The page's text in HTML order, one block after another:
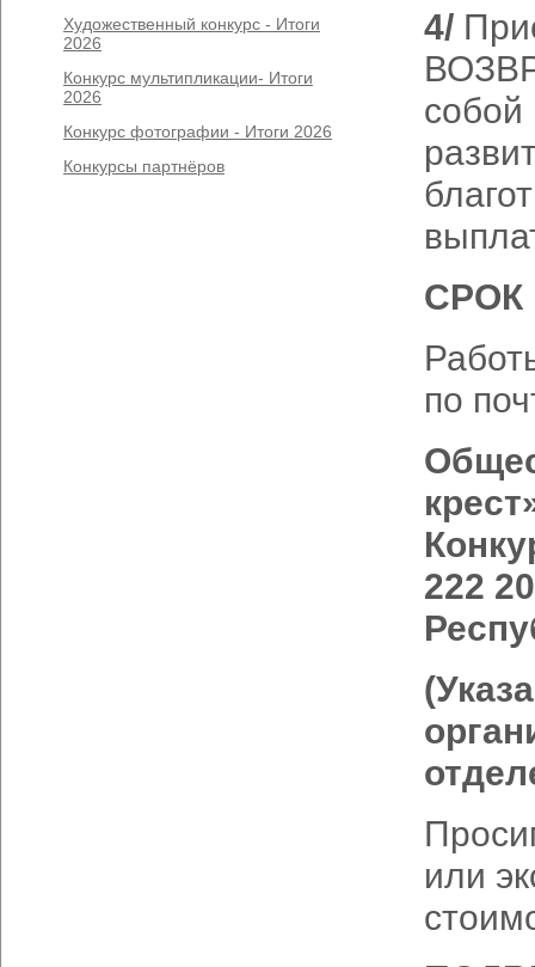
Художественный конкурс - Итоги
2026
Конкурс мультипликации- Итоги
2026
Конкурс фотографии - Итоги 2026
Конкурсы партнёров
4/
собой
СРОК
по
222
или